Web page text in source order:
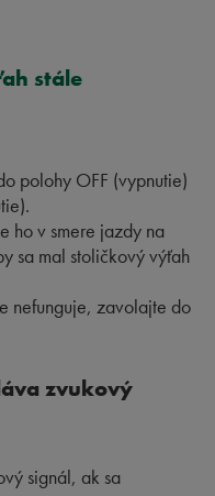
stále
polohy OFF (vypnutie)
ho v smere jazdy na
sa mal stoličkový výťah
nefunguje, zavolajte do
zvukový
signál, ak sa